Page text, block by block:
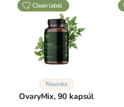
clean label
Novinka
OvaryMix, 90 kapsúl